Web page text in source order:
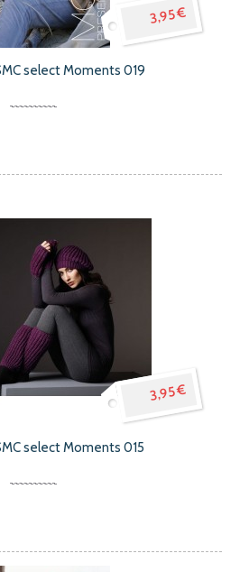
3,95 €
select Moments 019
3,95 €
select Moments 015